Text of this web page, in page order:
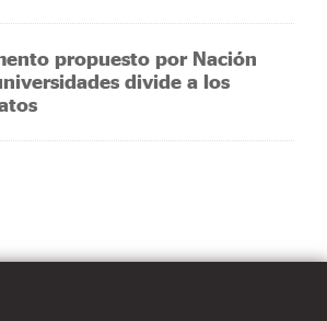
propuesto por Nación
divide a los